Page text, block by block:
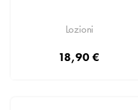
Lozioni
18,90 €